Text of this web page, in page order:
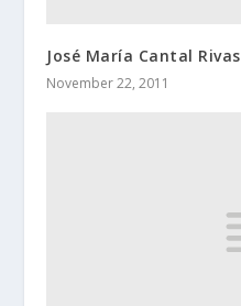
José María Cantal Rivas
November 22, 2011